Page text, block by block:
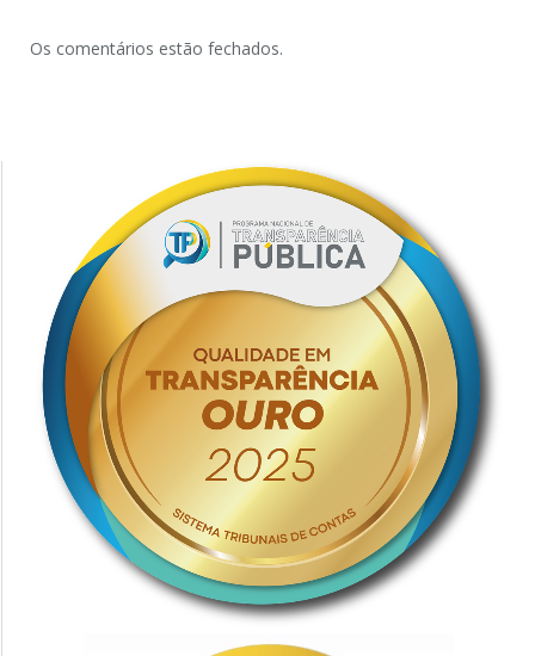
Os comentários estão fechados.